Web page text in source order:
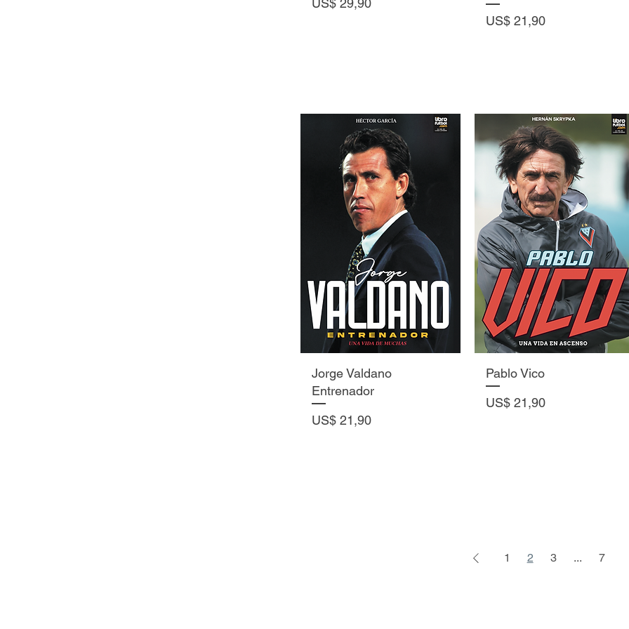
Precio
US$ 21,90
Vista rápida
Jorge Valdano
Entrenador
Precio
US$ 21,90
Vista rápida
Pablo Vico
Precio
US$ 21,90
1 2 3 ... 7